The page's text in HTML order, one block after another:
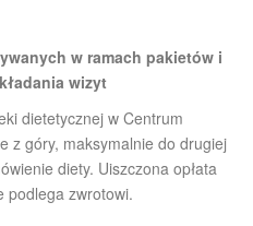
w ramach pakietów i
wizyt
dietetycznej w Centrum
z góry, maksymalnie do drugiej
diety. Uiszczona opłata
podlega zwrotowi.